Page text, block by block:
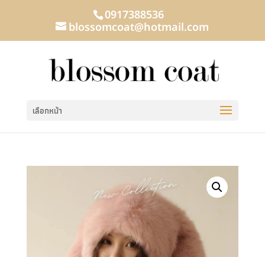
0917388536
blossomcoat@hotmail.com
เลือกหน้า